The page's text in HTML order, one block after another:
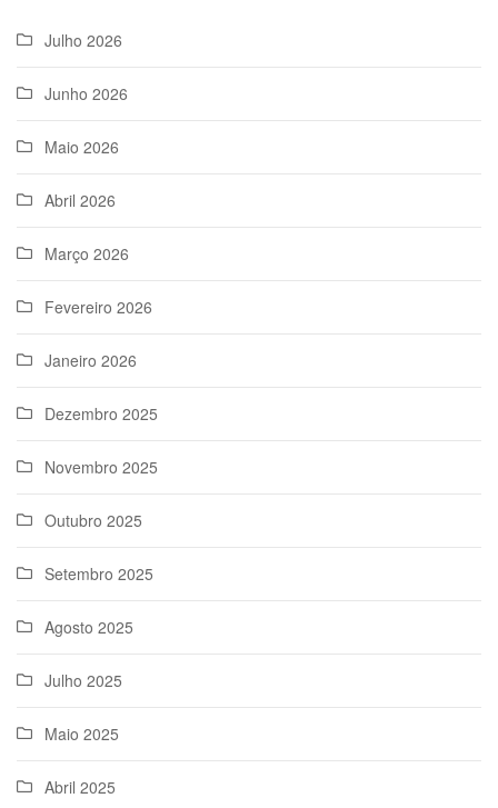
Julho 2026
Junho 2026
Maio 2026
Abril 2026
Março 2026
Fevereiro 2026
Janeiro 2026
Dezembro 2025
Novembro 2025
Outubro 2025
Setembro 2025
Agosto 2025
Julho 2025
Maio 2025
Abril 2025